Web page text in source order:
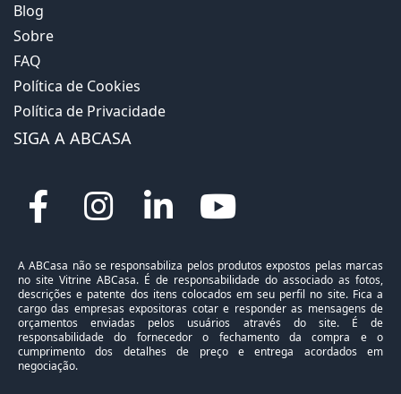
Blog
Sobre
FAQ
Política de Cookies
Política de Privacidade
SIGA A ABCASA
A ABCasa não se responsabiliza pelos produtos expostos pelas marcas
no site Vitrine ABCasa. É de responsabilidade do associado as fotos,
descrições e patente dos itens colocados em seu perfil no site. Fica a
cargo das empresas expositoras cotar e responder as mensagens de
orçamentos enviadas pelos usuários através do site. É de
responsabilidade do fornecedor o fechamento da compra e o
cumprimento dos detalhes de preço e entrega acordados em
negociação.